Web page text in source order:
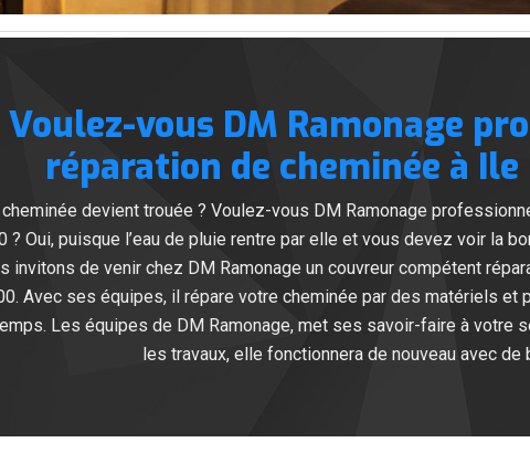
Voulez-vous DM Ramonage
réparation de cheminée à Ile
devient trouée ? Voulez-vous DM Ramonage
? Oui, puisque l’eau de pluie rentre par elle et vous devez voir la
invitons de venir chez DM Ramonage un couvreur compétent
Avec ses équipes, il répare votre cheminée par des matériels
Les équipes de DM Ramonage, met ses savoir-faire à votre
les travaux, elle fonctionnera de nouveau avec